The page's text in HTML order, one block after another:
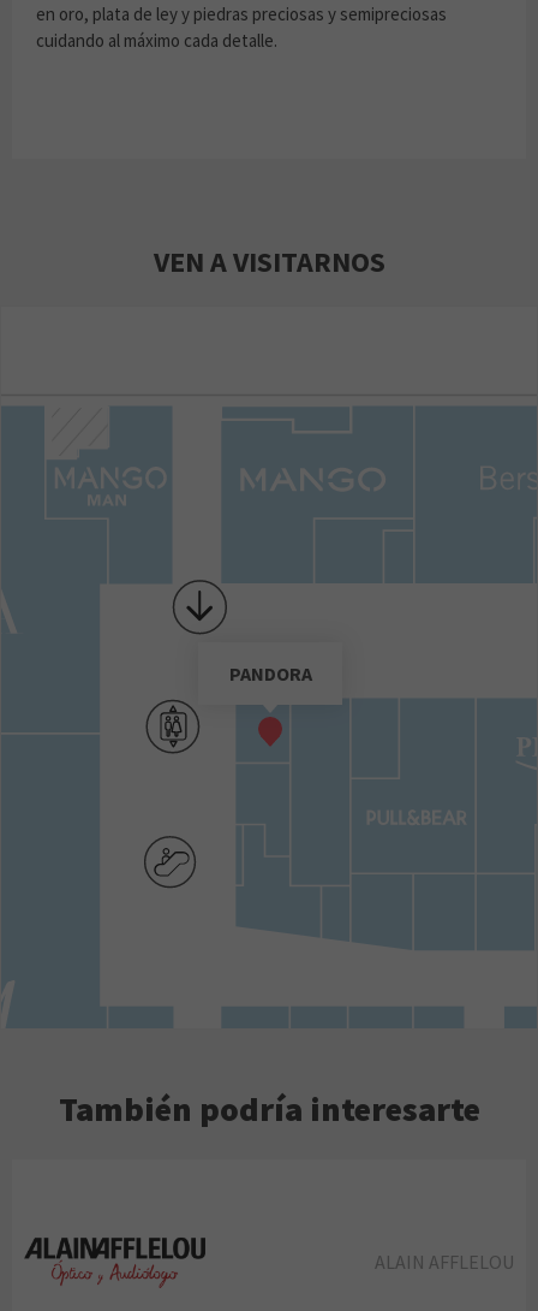
en oro, plata de ley y piedras preciosas y semipreciosas
cuidando al máximo cada detalle.
VEN A VISITARNOS
PANDORA
También podría interesarte
ALAIN AFFLELOU